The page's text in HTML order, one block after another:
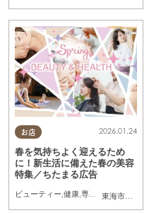
お店
東海市知多市
2026.01.24
春を気持ちよく迎えるため
に！新生活に備えた春の美容
特集／ちたまる広告
ビューティー,健康,専門店 ,ちたまるスタ